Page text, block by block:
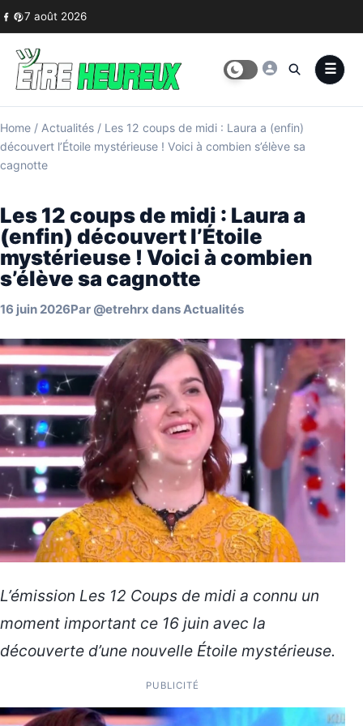
Skip to content
7 août 2026
Home / Actualités / Les 12 coups de midi : Laura a (enfin)
découvert l’Étoile mystérieuse ! Voici à combien s’élève sa
cagnotte
Les 12 coups de midi : Laura a
(enfin) découvert l’Étoile
mystérieuse ! Voici à combien
s’élève sa cagnotte
16 juin 2026Par @etrehrx dansActualités
L’émission Les 12 Coups de midi a connu un
moment important ce 16 juin avec la
découverte d’une nouvelle Étoile mystérieuse.
PUBLICITÉ